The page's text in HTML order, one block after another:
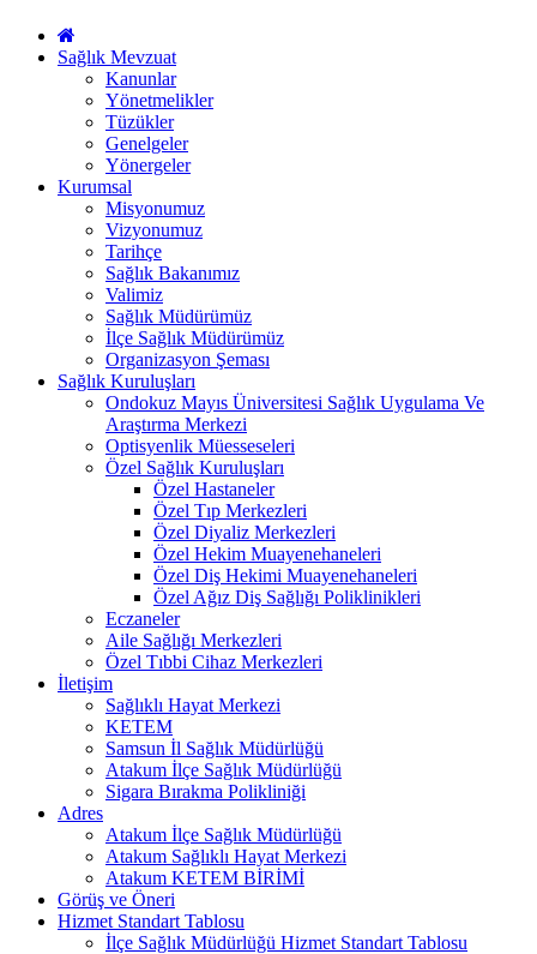
Sağlık Mevzuat
Kanunlar
Yönetmelikler
Tüzükler
Genelgeler
Yönergeler
Kurumsal
Misyonumuz
Vizyonumuz
Tarihçe
Sağlık Bakanımız
Valimiz
Sağlık Müdürümüz
İlçe Sağlık Müdürümüz
Organizasyon Şeması
Sağlık Kuruluşları
Ondokuz Mayıs Üniversitesi Sağlık Uygulama Ve
Araştırma Merkezi
Optisyenlik Müesseseleri
Özel Sağlık Kuruluşları
Özel Hastaneler
Özel Tıp Merkezleri
Özel Diyaliz Merkezleri
Özel Hekim Muayenehaneleri
Özel Diş Hekimi Muayenehaneleri
Özel Ağız Diş Sağlığı Poliklinikleri
Eczaneler
Aile Sağlığı Merkezleri
Özel Tıbbi Cihaz Merkezleri
İletişim
Sağlıklı Hayat Merkezi
KETEM
Samsun İl Sağlık Müdürlüğü
Atakum İlçe Sağlık Müdürlüğü
Sigara Bırakma Polikliniği
Adres
Atakum İlçe Sağlık Müdürlüğü
Atakum Sağlıklı Hayat Merkezi
Atakum KETEM BİRİMİ
Görüş ve Öneri
Hizmet Standart Tablosu
İlçe Sağlık Müdürlüğü Hizmet Standart Tablosu